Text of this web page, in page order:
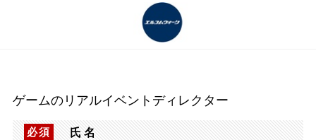
ゲームのリアルイベントディレクター
必須 氏名